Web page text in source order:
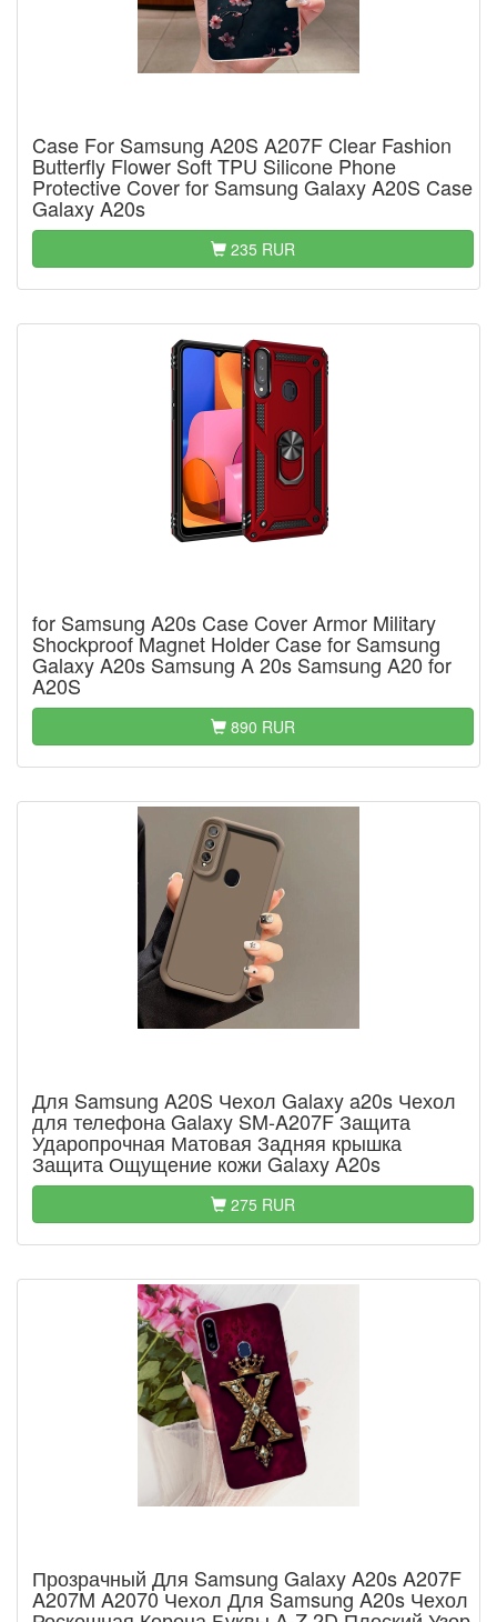
Case For Samsung A20S A207F Clear Fashion
Butterfly Flower Soft TPU Silicone Phone
Protective Cover for Samsung Galaxy A20S Case
Galaxy A20s
235 RUR
for Samsung A20s Case Cover Armor Military
Shockproof Magnet Holder Case for Samsung
Galaxy A20s Samsung A 20s Samsung A20 for
A20S
890 RUR
Для Samsung A20S Чехол Galaxy a20s Чехол
для телефона Galaxy SM-A207F Защита
Ударопрочная Матовая Задняя крышка
Защита Ощущение кожи Galaxy A20s
275 RUR
Прозрачный Для Samsung Galaxy A20s A207F
A207M A2070 Чехол Для Samsung A20s Чехол